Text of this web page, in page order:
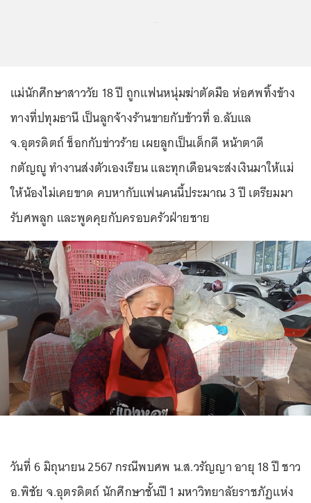
แม่นักศึกษาสาววัย 18 ปี ถูกแฟนหนุ่มฆ่าตัดมือ ห่อศพทิ้งข้าง
ทางที่ปทุมธานี เป็นลูกจ้างร้านขายกับข้าวที่ อ.ลับแล
จ.อุตรดิตถ์ ช็อกกับข่าวร้าย เผยลูกเป็นเด็กดี หน้าตาดี
กตัญญู ทำงานส่งตัวเองเรียน และทุกเดือนจะส่งเงินมาให้แม่
ให้น้องไม่เคยขาด คบหากับแฟนคนนี้ประมาณ 3 ปี เตรียมมา
รับศพลูก และพูดคุยกับครอบครัวฝ่ายชาย
วันที่ 6 มิถุนายน 2567 กรณีพบศพ น.ส.วรัญญา อายุ 18 ปี ชาว
อ.พิชัย จ.อุตรดิตถ์ นักศึกษาชั้นปี 1 มหาวิทยาลัยราชภัฏแห่ง